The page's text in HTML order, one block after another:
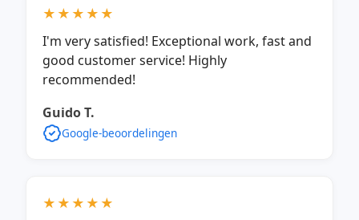
★★★★★
I'm very satisfied! Exceptional work, fast and
good customer service! Highly
recommended!
Guido T.
Google-beoordelingen
★★★★★